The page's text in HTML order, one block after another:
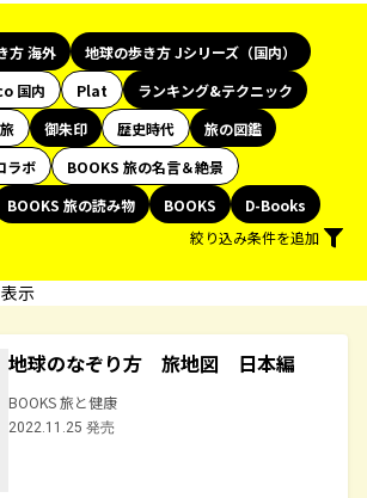
方 海外
地球の歩き方 Jシリーズ（国内）
国内 Plat
ランキング&テクニック
御朱印 歴史時代
旅の図鑑
ラボ
BOOKS 旅の名言＆絶景
BOOKS 旅の読み物 BOOKS
D-Books
絞り込み条件を追加
示
地球のなぞり方 旅地図 日本編
BOOKS 旅と健康
2022.11.25 発売